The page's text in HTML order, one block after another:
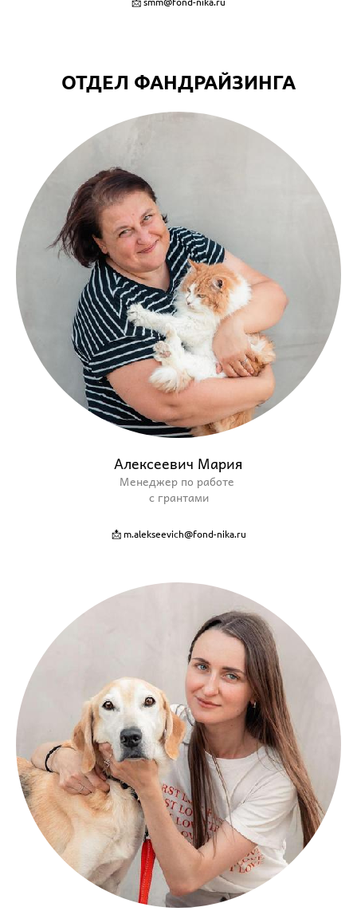
ОТДЕЛ ФАНДРАЙЗИНГА
Алексеевич Мария
Менеджер по работе
с грантами
📩 m.alekseevich@fond-nika.ru